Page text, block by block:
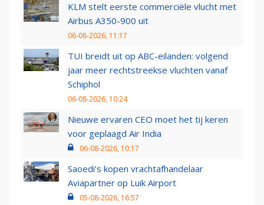
KLM stelt eerste commerciële vlucht met
Airbus A350-900 uit
06-08-2026, 11:17
TUI breidt uit op ABC-eilanden: volgend
jaar meer rechtstreekse vluchten vanaf
Schiphol
06-08-2026, 10:24
Nieuwe ervaren CEO moet het tij keren
voor geplaagd Air India
06-08-2026, 10:17
Saoedi’s kopen vrachtafhandelaar
Aviapartner op Luik Airport
05-08-2026, 16:57